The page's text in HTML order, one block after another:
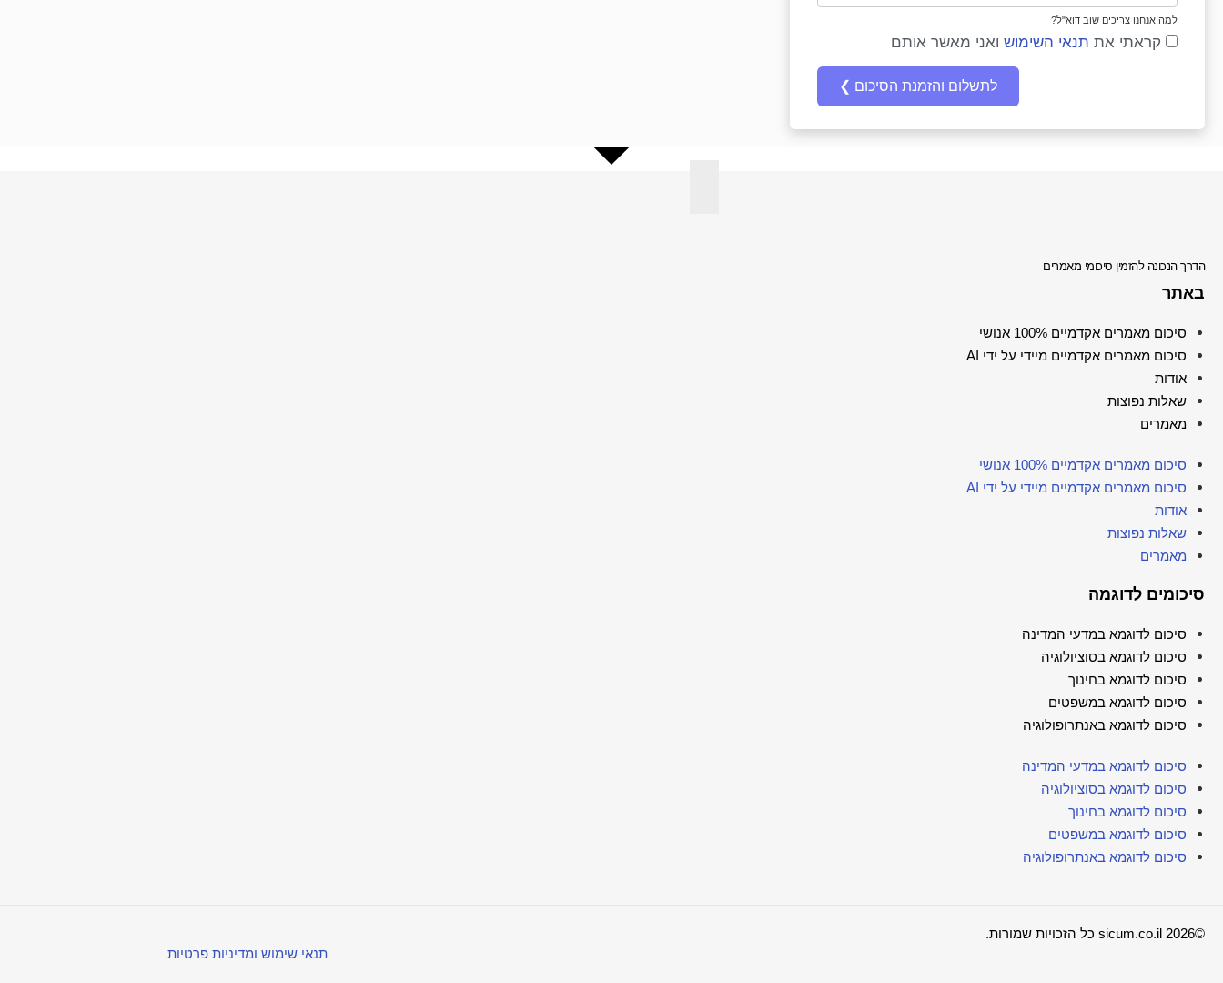
למה אנחנו צריכים שוב דוא"ל?
קראתי את תנאי השימוש ואני מאשר אותם
הדרך הנכונה להזמין סיכומי מאמרים
באתר
סיכום מאמרים אקדמיים 100% אנושי
סיכום מאמרים אקדמיים מיידי על ידי AI
אודות
שאלות נפוצות
מאמרים
סיכום מאמרים אקדמיים 100% אנושי
סיכום מאמרים אקדמיים מיידי על ידי AI
אודות
שאלות נפוצות
מאמרים
סיכומים לדוגמה
סיכום לדוגמא במדעי המדינה
סיכום לדוגמא בסוציולוגיה
סיכום לדוגמא בחינוך
סיכום לדוגמא במשפטים
סיכום לדוגמא באנתרופולוגיה
סיכום לדוגמא במדעי המדינה
סיכום לדוגמא בסוציולוגיה
סיכום לדוגמא בחינוך
סיכום לדוגמא במשפטים
סיכום לדוגמא באנתרופולוגיה
©2026 sicum.co.il כל הזכויות שמורות.
תנאי שימוש ומדיניות פרטיות